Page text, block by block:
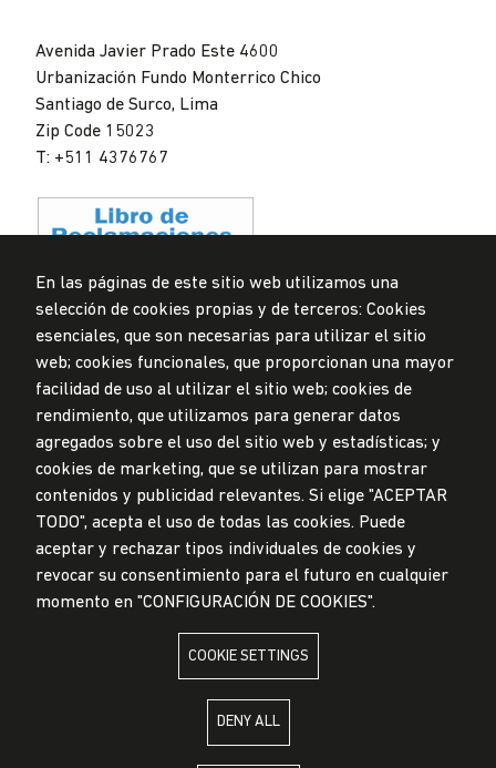
Avenida Javier Prado Este 4600
Urbanización Fundo Monterrico Chico
Santiago de Surco, Lima
Zip Code 15023
T: +511 4376767
Data Protection Policy
Submission Office
© Universidad de Lima, 2024
All Rights Reserved
Designed byPartners
UNIVERSIDAD DE LIMA IS MEMBER OF
En las páginas de este sitio web utilizamos una
selección de cookies propias y de terceros: Cookies
esenciales, que son necesarias para utilizar el sitio
web; cookies funcionales, que proporcionan una mayor
facilidad de uso al utilizar el sitio web; cookies de
rendimiento, que utilizamos para generar datos
agregados sobre el uso del sitio web y estadísticas; y
cookies de marketing, que se utilizan para mostrar
contenidos y publicidad relevantes. Si elige "ACEPTAR
TODO", acepta el uso de todas las cookies. Puede
aceptar y rechazar tipos individuales de cookies y
revocar su consentimiento para el futuro en cualquier
momento en "CONFIGURACIÓN DE COOKIES".
COOKIE SETTINGS
DENY ALL